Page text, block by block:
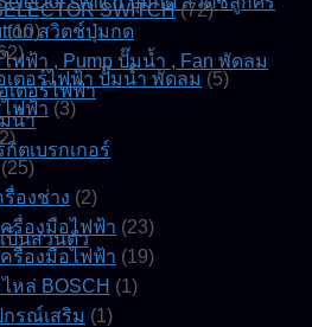
สวิตช์ปุ่มกด
ไฟฟ้า , Pump ปั๊มน้ำ , Fan พัดลม
เตอร์ไฟฟ้า
น้ำ
ตเบรกเกอร์
ป็นส่วนตัว
SWITCH (72)
(10)
เตอร์ไฟฟ้า ปั๊มน้ำ พัดลม (5)
ไฟฟ้า (3)
(25)
รื่องช่าง (2)
ครื่องมือไฟฟ้า (23)
ครื่องมือไฟฟ้า (19)
หล่ BOSCH (1)
กรณ์เสริม (1)